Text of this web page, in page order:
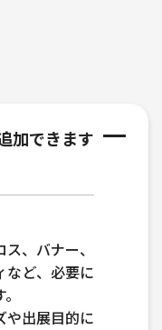
加できます
、バナー、
など、必要に
や出展目的に